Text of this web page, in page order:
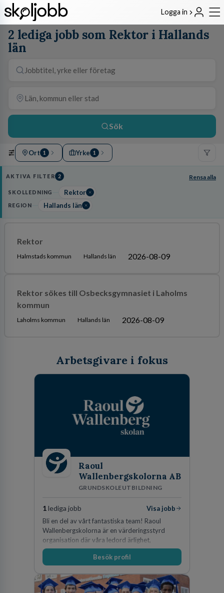
Logga in
2 lediga jobb som Rektor i Hallands
län
Sök
Ort 1 Yrke 1
AKTIVA FILTER 2 Rensa alla
SKOLLEDNING Rektor
REGION Hallands län
Rektor
Halmstads kommun Hallands län 2026-08-09
Rektor sökes till Osbecksgymnasiet i Laholms
kommun
Laholms kommun Hallands län 2026-08-09
Arbetsgivare i fokus
Raoul
Wallenbergskolorna AB
GRUNDSKOLEUTBILDNING
1lediga jobb
Visa jobb
Bli en del av vårt fantastiska team! Raoul
Wallenbergskolorna är en värderingsstyrd
organisation där våra ledord ärlighet,
medkänsla, mod och handlingskraft
genomsyrar allt vi gör. Vi är tydliga med vad vi
samtidigt möjligheter att växa och utvecklas
internt.
Besök profil